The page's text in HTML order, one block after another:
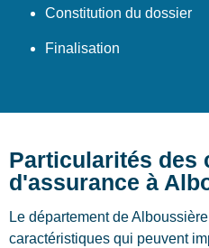
Constitution du dossier
Finalisation
Particularités des
d'assurance à
Le département de
caractéristiques qui peuvent